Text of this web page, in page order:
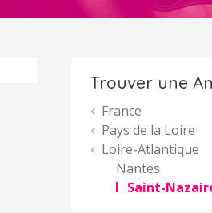
Trouver une
France
Pays de la Loire
Loire-Atlantique
Nantes
Saint-